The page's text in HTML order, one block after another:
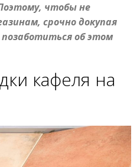
чтобы не
срочно докупая
об этом
кафеля на